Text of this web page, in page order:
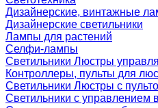
Дизайнерские, винтажные
Дизайнерские светильники
Лампы для растений
Селфи-лампы
Светильники Люстры
Контроллеры, пульты для
Светильники Люстры с
Светильники с управлением